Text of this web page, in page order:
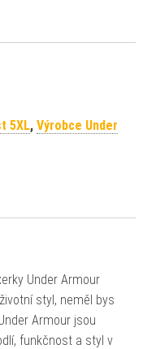
5XL, Výrobce Under
Under Armour
styl, neměl bys
Armour jsou
funkčnost a styl v